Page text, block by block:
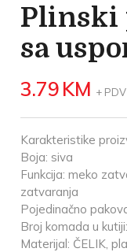
Plinski
sa
3.79KM + PDV
Karakteristike
Boja: siva
Funkcija: meko
zatvaranja
Pojedinačno
Broj komada u
Materijal: ČELIK,